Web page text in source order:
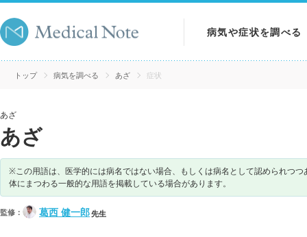
病気や症状を調べる
病気を調べる
トップ 病気を調べる あざ 症状
あざ
あざ
※この用語は、医学的には病名ではない場合、もしくは病名として認められつ
体にまつわる一般的な用語を掲載している場合があります。
監修： 葛西 健一郎先生